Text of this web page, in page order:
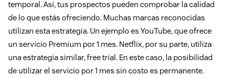
temporal. Así, tus prospectos pueden comprobar la calidad
de lo que estás ofreciendo. Muchas marcas reconocidas
utilizan esta estrategia. Un ejemplo es YouTube, que ofrece
un servicio Premium por 1 mes. Netflix, por su parte, utiliza
una estrategia similar, free trial. En este caso, la posibilidad
de utilizar el servicio por 1 mes sin costo es permanente.